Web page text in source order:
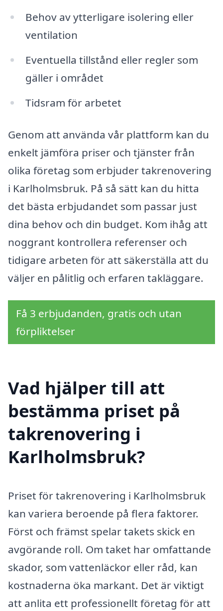
Behov av ytterligare isolering eller
ventilation
Eventuella tillstånd eller regler som
gäller i området
Tidsram för arbetet
Genom att använda vår plattform kan du
enkelt jämföra priser och tjänster från
olika företag som erbjuder takrenovering
i Karlholmsbruk. På så sätt kan du hitta
det bästa erbjudandet som passar just
dina behov och din budget. Kom ihåg att
noggrant kontrollera referenser och
tidigare arbeten för att säkerställa att du
väljer en pålitlig och erfaren takläggare.
Få 3 erbjudanden, gratis och utan
förpliktelser
Vad hjälper till att
bestämma priset på
takrenovering i
Karlholmsbruk?
Priset för takrenovering i Karlholmsbruk
kan variera beroende på flera faktorer.
Först och främst spelar takets skick en
avgörande roll. Om taket har omfattande
skador, som vattenläckor eller råd, kan
kostnaderna öka markant. Det är viktigt
att anlita ett professionellt företag för att